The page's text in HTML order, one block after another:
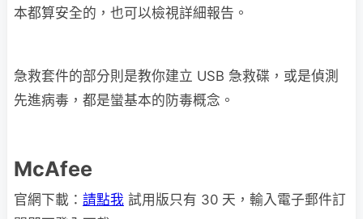
本都算安全的，也可以檢視詳細報告。
急救套件的部分則是教你建立 USB 急救碟，或是偵測
先進病毒，都是蠻基本的防毒概念。
McAfee
官網下載： 請點我 試用版只有 30 天，輸入電子郵件訂